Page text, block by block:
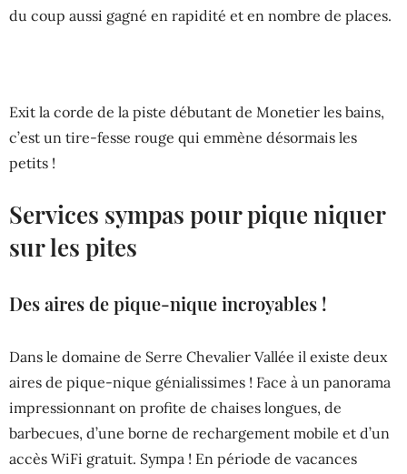
du coup aussi gagné en rapidité et en nombre de places.
Exit la corde de la piste débutant de Monetier les bains,
c’est un tire-fesse rouge qui emmène désormais les
petits !
Services sympas pour pique niquer
sur les pites
Des aires de pique-nique incroyables !
Dans le domaine de Serre Chevalier Vallée il existe deux
aires de pique-nique génialissimes ! Face à un panorama
impressionnant on profite de chaises longues, de
barbecues, d’une borne de rechargement mobile et d’un
accès WiFi gratuit. Sympa ! En période de vacances